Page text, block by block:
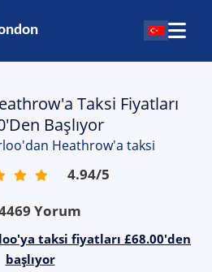
Taksi Fiyatları
Başlıyor
Heathrow'a taksi
4.94/5
Yorum
taksi fiyatları £68.00'den
başlıyor